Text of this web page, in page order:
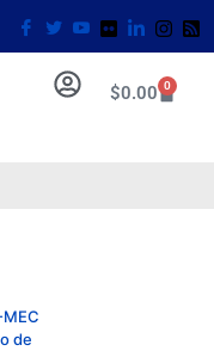
$0.00 0
de